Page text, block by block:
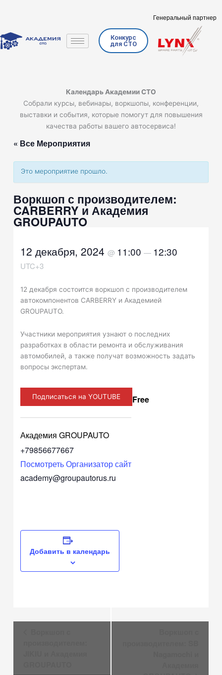
Конкурс
для СТО
Генеральный партнер
Календарь Академии СТО
Собрали курсы, вебинары, воркшопы, конференции,
выставки и события, которые помогут для повышения
качества работы вашего автосервиса!
« Все Мероприятия
Это мероприятие прошло.
Воркшоп с производителем:
CARBERRY и Академия
GROUPAUTO
12 декабря, 2024@ 11:00— 12:30
UTC+3
12 декабря состоится воркшоп с производителем
автокомпонентов CARBERRY и Академией
GROUPAUTO.
Участники мероприятия узнают о последних
разработках в области ремонта и обслуживания
автомобилей, а также получат возможность задать
вопросы экспертам.
Подписаться на YOUTUBE Free
Академия GROUPAUTO
+79856677667
Посмотреть Организатор сайт
academy@groupautorus.ru
Добавить в календарь